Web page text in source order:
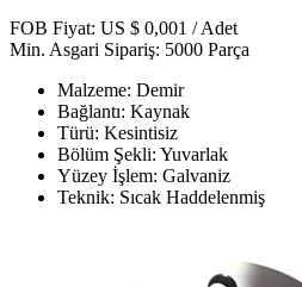
FOB Fiyat: US $ 0,001 / Adet
Min. Asgari Sipariş: 5000 Parça
Malzeme: Demir
Bağlantı: Kaynak
Türü: Kesintisiz
Bölüm Şekli: Yuvarlak
Yüzey İşlem: Galvaniz
Teknik: Sıcak Haddelenmiş